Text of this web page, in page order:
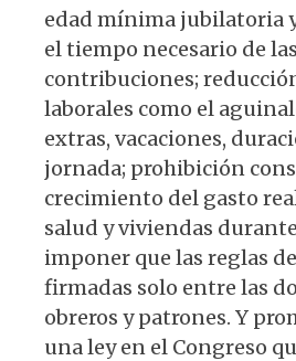
edad mínima jubilatoria
el tiempo ne­cesario de las
contribuciones;
laborales como el
extras, vacaciones,
jornada; prohibición
crecimiento del gasto
salud y viviendas durante
imponer que las reglas
firmadas solo entre las
obreros y patrones. Y
una ley en el Congreso